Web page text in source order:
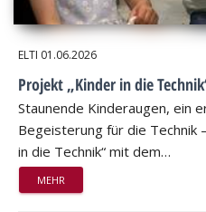
ELTI 01.06.2026
Projekt „Kinder in die
Staunende Kinderaugen, ein
Begeisterung für die Technik
in die Technik“ mit dem…
MEHR